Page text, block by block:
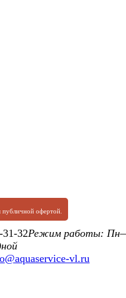
офертой.
32Режим работы:
vl.ru